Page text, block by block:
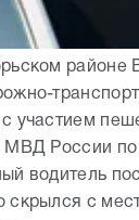
районе
участием
России по
водитель
скрылся с